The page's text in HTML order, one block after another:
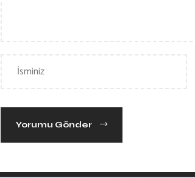
Yorumu Gönder